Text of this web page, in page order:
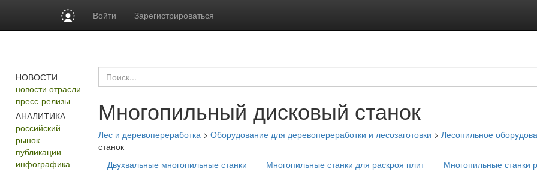
Войти Зарегистрироваться
НОВОСТИ
новости отрасли
пресс-релизы
АНАЛИТИКА
российский
рынок
публикации
инфографика
Многопильный дисковый станок
Лес и деревопереработка> Оборудование для деревопереработки и лесозаготовки > Лесопильное
станок
Двухвальные многопильные станки
Многопильные станки для раскроя плит
Многопильные станки